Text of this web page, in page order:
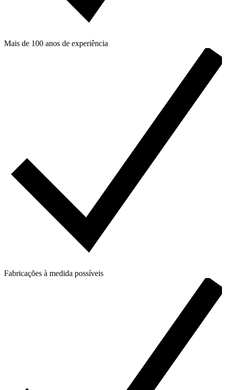
Mais de 100 anos de experiência
Fabricações à medida possíveis